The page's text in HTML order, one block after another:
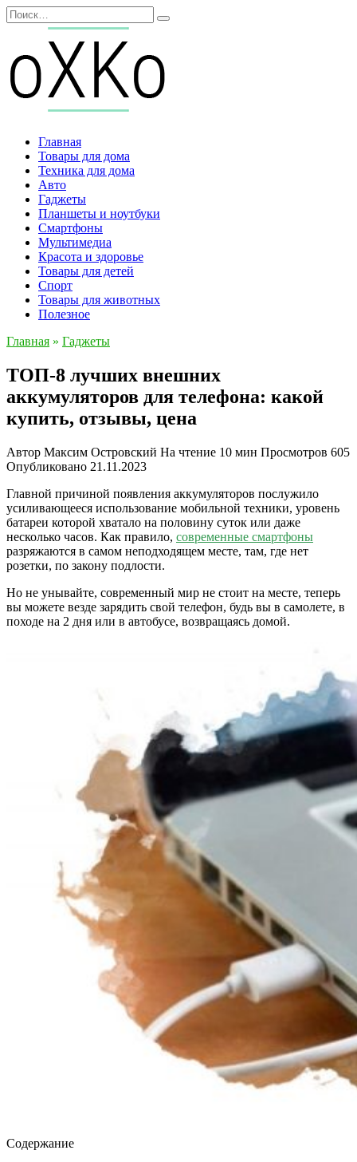
Перейти
к
содержанию
Search
for:
Главная
Товары для дома
Техника для дома
Авто
Гаджеты
Планшеты и ноутбуки
Смартфоны
Мультимедиа
Красота и здоровье
Товары для детей
Спорт
Товары для животных
Полезное
Главная » Гаджеты
ТОП-8 лучших внешних
аккумуляторов для телефона: какой
купить, отзывы, цена
Автор Максим Островский На чтение 10 мин Просмотров 605
Опубликовано 21.11.2023
Главной причиной появления аккумуляторов послужило
усиливающееся использование мобильной техники, уровень
батареи которой хватало на половину суток или даже
несколько часов. Как правило, современные смартфоны
разряжаются в самом неподходящем месте, там, где нет
розетки, по закону подлости.
Но не унывайте, современный мир не стоит на месте, теперь
вы можете везде зарядить свой телефон, будь вы в самолете, в
походе на 2 дня или в автобусе, возвращаясь домой.
Содержание